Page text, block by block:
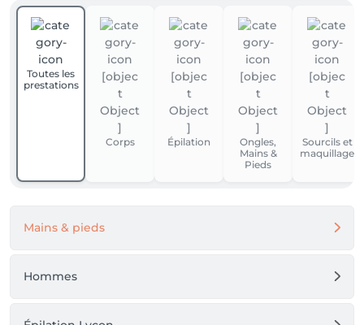
spécialistes s'occupent simultanément de vos mains
et de vos pieds, pour une mise en beauté complète
en moins de temps. Choisissez simplement une
prestation « à quatre mains » lors de votre
réservation.
Offre non cumulable. Hors bons et cartes cadeaux.
Toutes les
prestations
Corps Épilation
Ongles,
Mains &
Pieds
Sourcils et
maquillage
Mains & pieds
Hommes